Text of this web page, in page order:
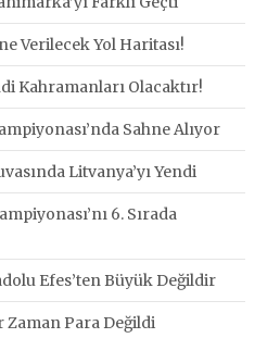
Verilecek Yol Haritası!
Kahramanları Olacaktır!
Sahne Alıyor
Litvanya’yı Yendi
6. Sırada
Efes’ten Büyük Değildir
Para Değildi